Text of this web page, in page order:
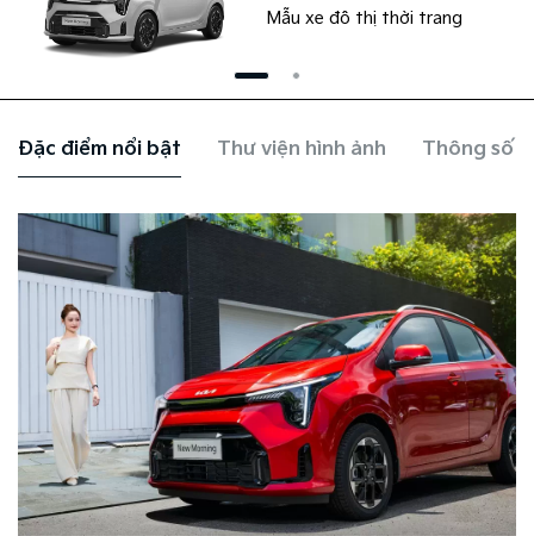
Mẫu xe đô thị thời trang
Đặc điểm nổi bật Thư viện hình ảnh Thông số